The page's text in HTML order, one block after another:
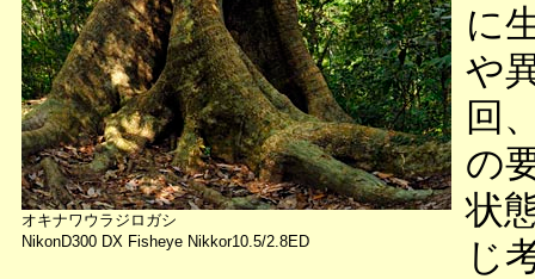
オキナワウラジロガシ
NikonD300 DX Fisheye Nikkor10.5/2.8ED
に
や
回
の
状
じ